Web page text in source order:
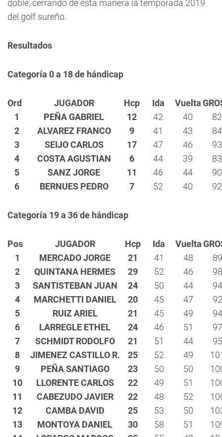
doble, cerrando de ésta manera la temporada 2019
del golf sureño.
Resultados
Categoría 0 a 18 de hándicap
Ord JUGADOR Hcp Ida Vuelta
1
PEÑA GABRIEL 12 42 40
82
2
ALVAREZ FRANCO 9 41 43
84
3
SEIJO CARLOS 17 47 46
93
4
COSTA AGUSTIAN 6 44 39
83
5
SANZ JORGE 11 46 44
90
6
BERNUES PEDRO 7 52 40 92
Categoría 19 a 36 de hándicap
Pos JUGADOR Hcp Ida Vuelta
1
MERCADO JORGE 21 41 48
89
2
QUINTANA HERMES 29 52 46
98
3
SANTISTEBAN JUAN 24 50 44
94
4
MARCHETTI DANIEL 20 45 47
92
5
RUIZ ARIEL 21 45 49
94
6
LARREGLE ETHEL 24 46 51
97
7
SCHMIDT RODOLFO 21 51 44
95
8
JIMENEZ CASTILLO R. 25 52 49
9
PEÑA SANTIAGO 23 50 50
10
LLORENTE CARLOS 22 49 51
11
CABEZUDO JAVIER 22 48 52
12
CAMBA DAVID 25 53 50
13
MONTOYA DANIEL 30 58 51